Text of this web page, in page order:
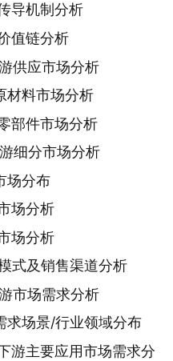
导机制分析
值链分析
供应市场分析
材料市场分析
部件市场分析
细分市场分析
场分布
场分析
场分析
式及销售渠道分析
市场需求分析
求场景/行业领域分布
游主要应用市场需求分